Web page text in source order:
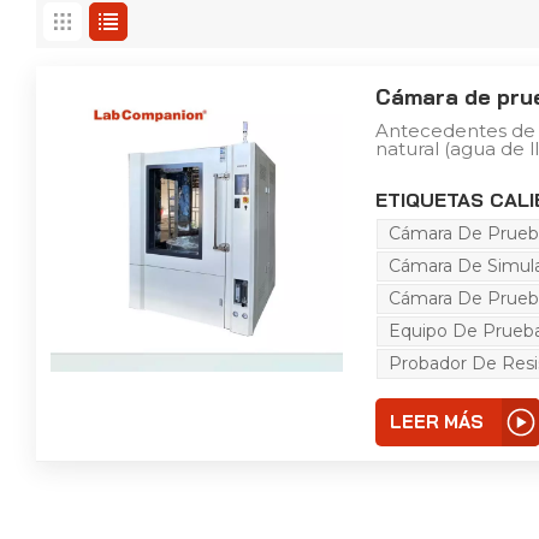
Cámara de
Antecedentes de
natural (agua de
corrosión,
resistencia,
productos
lluvia son fáciles
productos o
protección de la
esencial.
productos
eléctricos,
motocicletas y
desempeño
producto.
para determinar
ETIQUETAS
Cámara De
Cámara De
Cámara De
Equipo De
Probador De
LEER MÁS